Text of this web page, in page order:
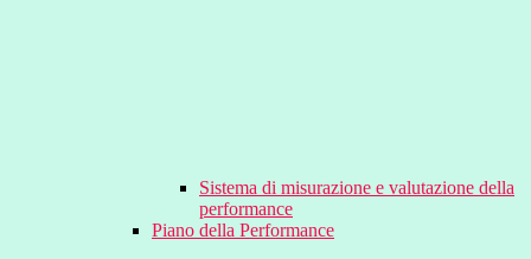
Sistema di misurazione e valutazione della
performance
Piano della Performance